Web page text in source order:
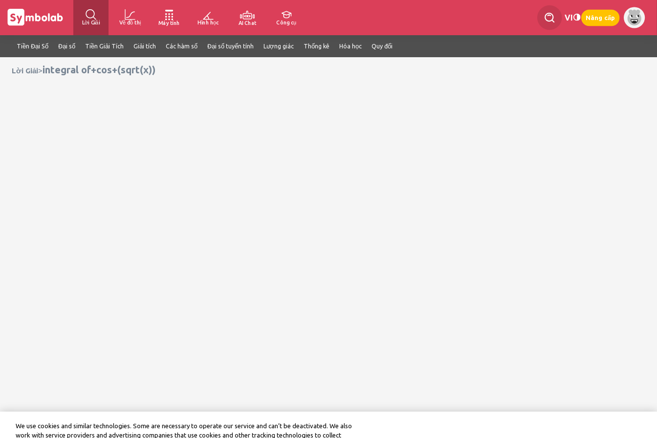
Lời Giải Vẽ đồ thị Máy tính Hình học AI Chat Công cụ
VI Nâng cấp
Tiền Đại Số Đại số Tiền Giải Tích Giải tích Các hàm số Đại số tuyến tính Lượng giác Thống kê Hóa học Quy đổi
Lời Giải>integral of+cos+(sqrt(x))
We use cookies and similar technologies. Some are necessary to operate our service and can’t be deactivated. We also
work with service providers and advertising companies that use cookies and other tracking technologies to collect